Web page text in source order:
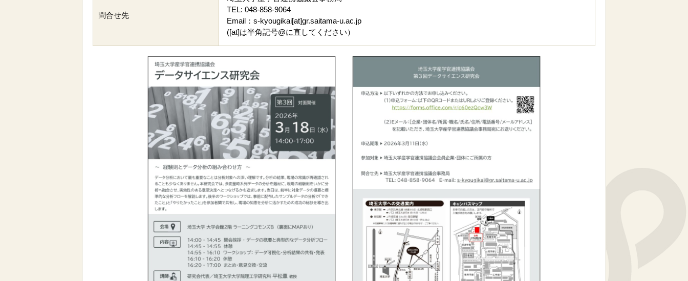
問合せ先
TEL: 048-858-9064
Email：s-kyougikai[at]gr.saitama-u.ac.jp
([at]は半角記号@に直してください）